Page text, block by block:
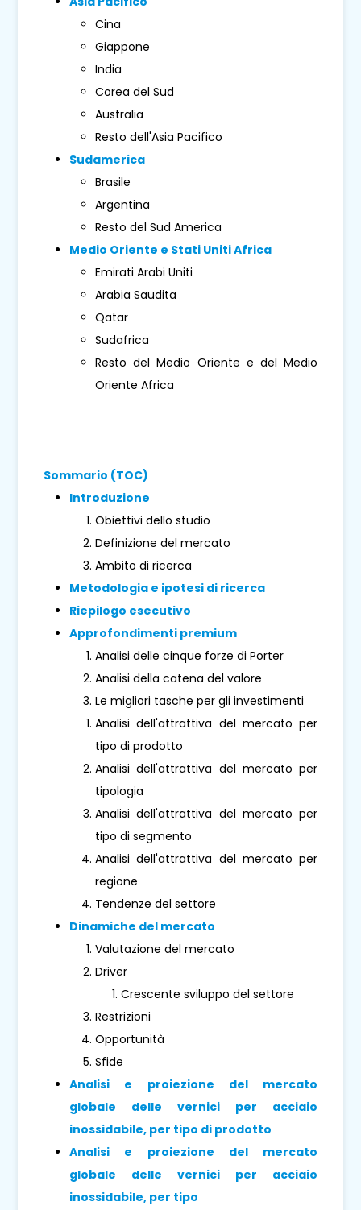
Cina
Giappone
India
Corea del Sud
Australia
Resto dell'Asia Pacifico
Sudamerica
Brasile
Argentina
Resto del Sud America
Medio Oriente e Stati Uniti Africa
Emirati Arabi Uniti
Arabia Saudita
Qatar
Sudafrica
Resto del Medio Oriente e del Medio
Oriente Africa
Sommario (TOC)
Introduzione
Obiettivi dello studio
Definizione del mercato
Ambito di ricerca
Metodologia e ipotesi di ricerca
Riepilogo esecutivo
Approfondimenti premium
Analisi delle cinque forze di Porter
Analisi della catena del valore
Le migliori tasche per gli investimenti
Analisi dell'attrattiva del mercato per
tipo di prodotto
Analisi dell'attrattiva del mercato per
tipologia
Analisi dell'attrattiva del mercato per
tipo di segmento
Analisi dell'attrattiva del mercato per
regione
Tendenze del settore
Dinamiche del mercato
Valutazione del mercato
Driver
Crescente sviluppo del settore
Restrizioni
Opportunità
Sfide
Analisi e proiezione del mercato
globale delle vernici per acciaio
inossidabile, per tipo di prodotto
Analisi e proiezione del mercato
globale delle vernici per acciaio
inossidabile, per tipo